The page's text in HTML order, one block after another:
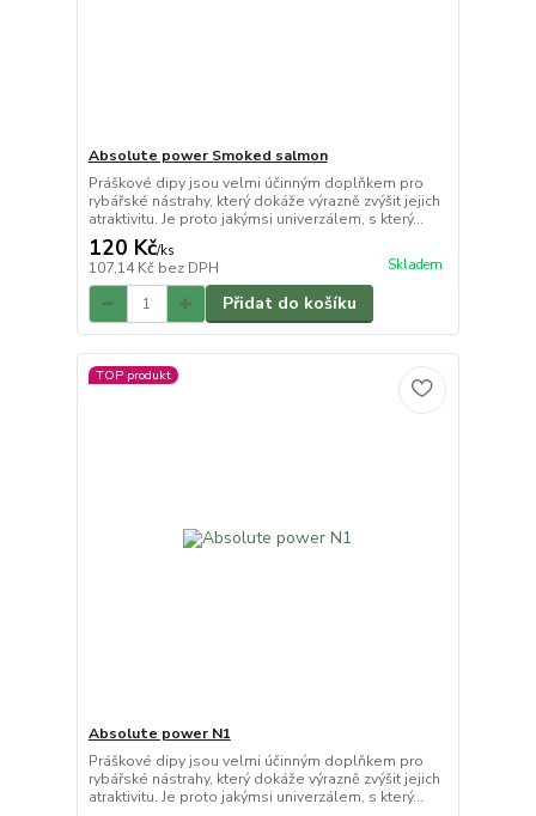
Absolute power Smoked salmon
Práškové dipy jsou velmi účinným doplňkem pro
rybářské nástrahy, který dokáže výrazně zvýšit jejich
atraktivitu. Je proto jakýmsi univerzálem, s který...
120 Kč/ks
107,14 Kč bez DPH Skladem
Přidat do košíku
TOP produkt
Absolute power N1
Práškové dipy jsou velmi účinným doplňkem pro
rybářské nástrahy, který dokáže výrazně zvýšit jejich
atraktivitu. Je proto jakýmsi univerzálem, s který...